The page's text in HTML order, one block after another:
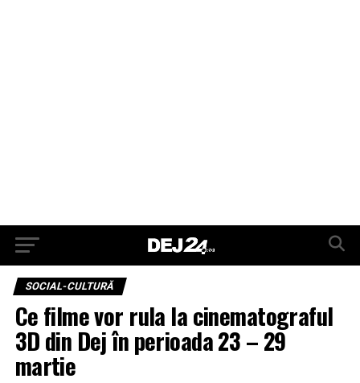
SOCIAL-CULTURĂ
Ce filme vor rula la cinematograful
3D din Dej în perioada 23 – 29
martie